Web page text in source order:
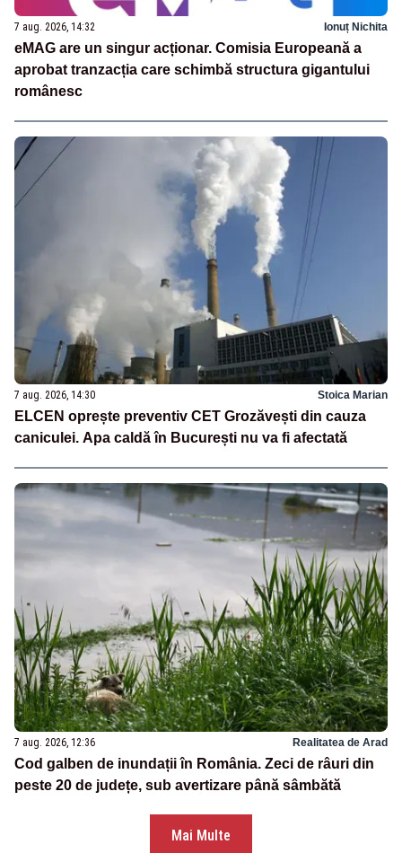
7 aug. 2026, 14:32 Ionuț Nichita
eMAG are un singur acționar. Comisia Europeană a
aprobat tranzacția care schimbă structura gigantului
românesc
7 aug. 2026, 14:30 Stoica Marian
ELCEN oprește preventiv CET Grozăvești din cauza
caniculei. Apa caldă în București nu va fi afectată
7 aug. 2026, 12:36 Realitatea de Arad
Cod galben de inundații în România. Zeci de râuri din
peste 20 de județe, sub avertizare până sâmbătă
Mai Multe